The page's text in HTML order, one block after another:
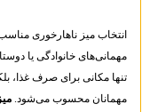
انتخاب میز ناهارخوری مناسب
مهمانی‌های خانوادگی یا
تنها مکانی برای صرف غذا، بلکه
مهمانان محسوب می‌شود.میز